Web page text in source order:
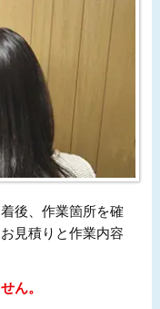
後、作業箇所を確
見積りと作業内容
ん。